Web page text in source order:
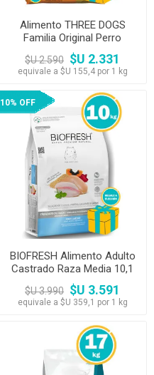
Alimento THREE DOGS
Familia Original Perro
Cachorros Razas Medias 15
kg
$U 2.590 $U 2.331
equivale a $U 155,4 por 1 kg
10% OFF
BIOFRESH Alimento Adulto
Castrado Raza Media 10,1
kg
$U 3.990 $U 3.591
equivale a $U 359,1 por 1 kg